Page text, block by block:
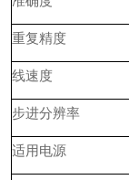
重复精度
线速度
步进分辨率
适用电源